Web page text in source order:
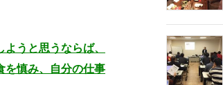
ようと思うならば、
を慎み、自分の仕事